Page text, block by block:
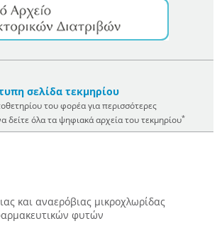
σελίδα τεκμηρίου
του φορέα για περισσότερες
δείτε όλα τα ψηφιακά αρχεία του τεκμηρίου*
και αναερόβιας μικροχλωρίδας
φυτών